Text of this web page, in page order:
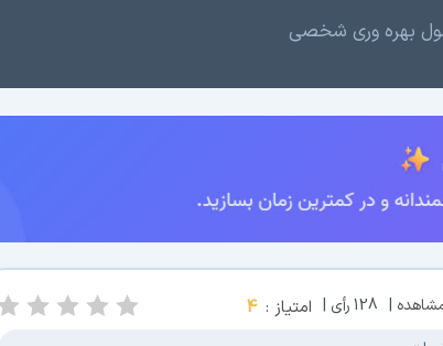
بهره وری شخصی
|
128رأی | امتیاز : 4